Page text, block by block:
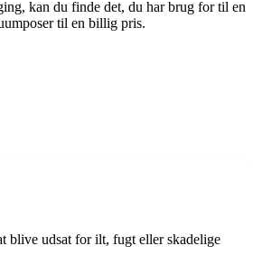
kan du finde det, du har brug for til en
til en billig pris.
blive udsat for ilt, fugt eller skadelige